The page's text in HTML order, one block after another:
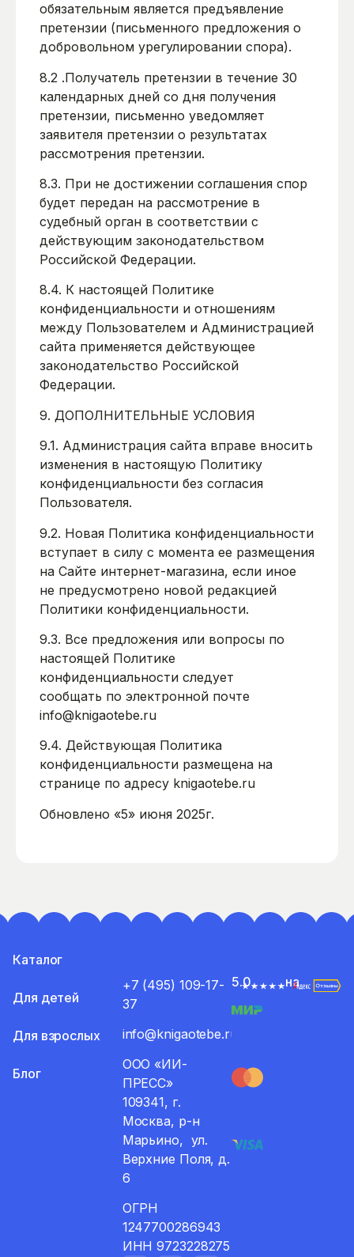
обязательным является предъявление
претензии (письменного предложения о
добровольном урегулировании спора).
8.2 .Получатель претензии в течение 30
календарных дней со дня получения
претензии, письменно уведомляет
заявителя претензии о результатах
рассмотрения претензии.
8.3. При не достижении соглашения спор
будет передан на рассмотрение в
судебный орган в соответствии с
действующим законодательством
Российской Федерации.
8.4. К настоящей Политике
конфиденциальности и отношениям
между Пользователем и Администрацией
сайта применяется действующее
законодательство Российской
Федерации.
9. ДОПОЛНИТЕЛЬНЫЕ УСЛОВИЯ
9.1. Администрация сайта вправе вносить
изменения в настоящую Политику
конфиденциальности без согласия
Пользователя.
9.2. Новая Политика конфиденциальности
вступает в силу с момента ее размещения
на Сайте интернет-магазина, если иное
не предусмотрено новой редакцией
Политики конфиденциальности.
9.3. Все предложения или вопросы по
настоящей Политике
конфиденциальности следует
сообщать по электронной почте
info@knigaotebe.ru
9.4. Действующая Политика
конфиденциальности размещена на
странице по адресу knigaotebe.ru
Обновлено «5» июня 2025г.
+7 (495) 109-17-
37
info@knigaotebe.ru
ООО «ИИ-
ПРЕСС»
109341, г.
Москва, р-н
Марьино, ул.
Верхние Поля, д.
6
ОГРН
1247700286943
ИНН 9723228275
Каталог
Для детей
Для взрослых
Блог
5.0 на